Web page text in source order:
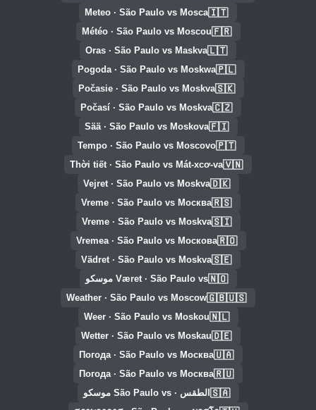
🇮🇹
Meteo · São Paulo vs Mosca
🇫🇷
Météo · São Paulo vs Moscou
🇱🇹
Oras · São Paulo vs Maskva
🇵🇱
Pogoda · São Paulo vs Moskwa
🇸🇰
Počasie · São Paulo vs Moskva
🇨🇿
Počasí · São Paulo vs Moskva
🇫🇮
Sää · São Paulo vs Moskova
🇵🇹
Tempo · São Paulo vs Moscovo
🇻🇳
Thời tiết · São Paulo vs Mát-xcơ-va
🇩🇰
Vejret · São Paulo vs Moskva
🇷🇸
Vreme · São Paulo vs Москва
🇸🇮
Vreme · São Paulo vs Moskva
🇷🇴
Vremea · São Paulo vs Москова
🇸🇪
Vädret · São Paulo vs Moskva
🇳🇴Været · São Paulo vs موسكو
🇬🇧🇺🇸
Weather · São Paulo vs Moscow
🇳🇱
Weer · São Paulo vs Moskou
🇩🇪
Wetter · São Paulo vs Moskau
🇺🇦
Погода · São Paulo vs Москва
🇷🇺
Погода · São Paulo vs Москва
🇸🇦 الطقس · São Paulo vs موسكو